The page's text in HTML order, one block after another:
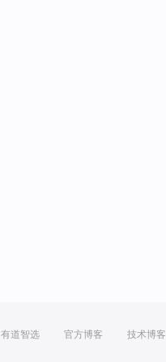
有道智选 官方博客 技术博客